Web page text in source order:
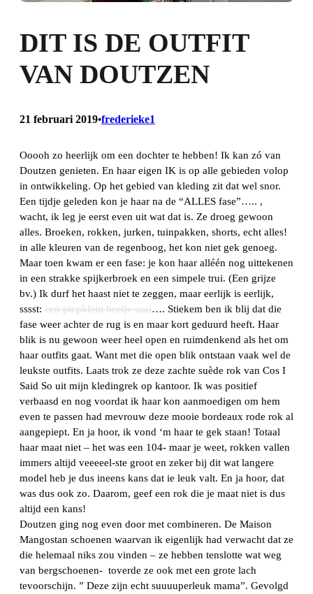
DIT IS DE OUTFIT
VAN DOUTZEN
21 februari 2019•frederieke1
Ooooh zo heerlijk om een dochter te hebben! Ik kan zó van
Doutzen genieten. En haar eigen IK is op alle gebieden volop
in ontwikkeling. Op het gebied van kleding zit dat wel snor.
Een tijdje geleden kon je haar na de “ALLES fase”….. ,
wacht, ik leg je eerst even uit wat dat is. Ze droeg gewoon
alles. Broeken, rokken, jurken, tuinpakken, shorts, echt alles!
in alle kleuren van de regenboog, het kon niet gek genoeg.
Maar toen kwam er een fase: je kon haar alléén nog uittekenen
in een strakke spijkerbroek en een simpele trui. (Een grijze
bv.) Ik durf het haast niet te zeggen, maar eerlijk is eerlijk,
sssst: een piepklein beetje saai…. Stiekem ben ik blij dat die
fase weer achter de rug is en maar kort geduurd heeft. Haar
blik is nu gewoon weer heel open en ruimdenkend als het om
haar outfits gaat. Want met die open blik ontstaan vaak wel de
leukste outfits. Laats trok ze deze zachte suède rok van Cos I
Said So uit mijn kledingrek op kantoor. Ik was positief
verbaasd en nog voordat ik haar kon aanmoedigen om hem
even te passen had mevrouw deze mooie bordeaux rode rok al
aangepiept. En ja hoor, ik vond ‘m haar te gek staan! Totaal
haar maat niet – het was een 104- maar je weet, rokken vallen
immers altijd veeeeel-ste groot en zeker bij dit wat langere
model heb je dus ineens kans dat ie leuk valt. En ja hoor, dat
was dus ook zo. Daarom, geef een rok die je maat niet is dus
altijd een kans!
Doutzen ging nog even door met combineren. De Maison
Mangostan schoenen waarvan ik eigenlijk had verwacht dat ze
die helemaal niks zou vinden – ze hebben tenslotte wat weg
van bergschoenen- toverde ze ook met een grote lach
tevoorschijn. ” Deze zijn echt suuuuperleuk mama”. Gevolgd